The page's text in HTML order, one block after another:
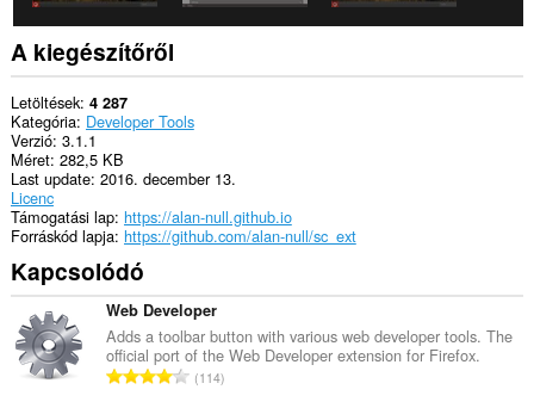
A kiegészítőről
Letöltések 4 287
Kategória Developer Tools
Verzió 3.1.1
Méret 282,5 KB
Last update 2016. december 13.
Licenc
Támogatási lap https://alan-null.github.io
Forráskód lapja https://github.com/alan-null/sc_ext
Kapcsolódó
Web Developer
Adds a toolbar button with various web developer tools. The
official port of the Web Developer extension for Firefox.
Ö114